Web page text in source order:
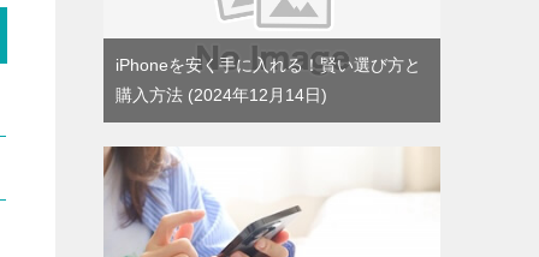
iPhoneを安く手に入れる！賢い選び方と
購入方法
2024年12月14日